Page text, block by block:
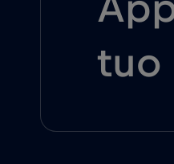
tuo